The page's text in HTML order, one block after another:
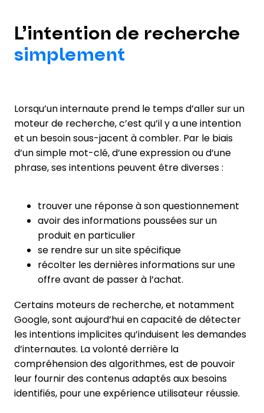
L’intention de recherche
simplement
Lorsqu’un internaute prend le temps d’aller sur un
moteur de recherche, c’est qu’il y a une intention
et un besoin sous-jacent à combler. Par le biais
d’un simple mot-clé, d’une expression ou d’une
phrase, ses intentions peuvent être diverses :
trouver une réponse à son questionnement
avoir des informations poussées sur un
produit en particulier
se rendre sur un site spécifique
récolter les dernières informations sur une
offre avant de passer à l’achat.
Certains moteurs de recherche, et notamment
Google, sont aujourd’hui en capacité de détecter
les intentions implicites qu’induisent les demandes
d’internautes. La volonté derrière la
compréhension des algorithmes, est de pouvoir
leur fournir des contenus adaptés aux besoins
identifiés, pour une expérience utilisateur réussie.